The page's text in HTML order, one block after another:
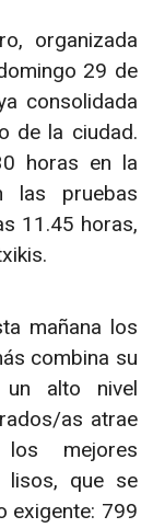
organizada
29 de
consolidada
de la ciudad.
horas en la
las pruebas
11.45 horas,
mañana los
combina su
un alto nivel
as atrae
mejores
lisos, que se
exigente: 799